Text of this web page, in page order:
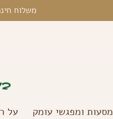
משלוח חינם
מסעות ומפגשי עומק על